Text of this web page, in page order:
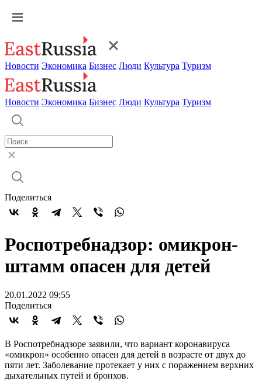
Новости Экономика Бизнес Люди Культура Туризм
Новости Экономика Бизнес Люди Культура Туризм
Поделиться
Роспотребнадзор: омикрон-
штамм опасен для детей
20.01.2022 09:55
Поделиться
В Роспотребнадзоре заявили, что вариант коронавируса
«омикрон» особенно опасен для детей в возрасте от двух до
пяти лет. Заболевание протекает у них с поражением верхних
дыхательных путей и бронхов.